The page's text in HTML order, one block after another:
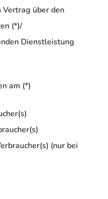
Vertrag über den
(*)/
Dienstleistung
am (*)
(nur bei